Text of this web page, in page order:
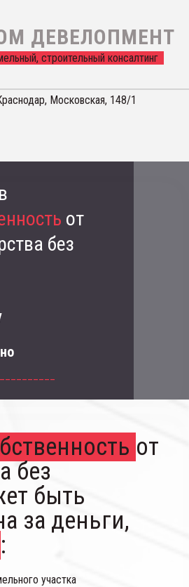
ДЕВЕЛОПМЕНТ
строительный консалтинг
, Московская, 148/1
от
без
от
без
быть
:
участка